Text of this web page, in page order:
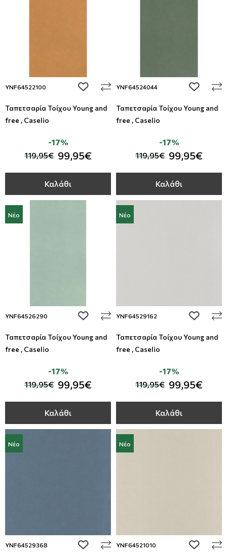
YNF64522100 add to wishlist
Ταπετσαρία Τοίχου Young and
free , Caselio
119,95€ 99,95€
-17%
Καλάθι
YNF64524044 add to
Ταπετσαρία Τοίχου Young and
free , Caselio
119,95€ 99,95€
-17%
Καλάθι
Νέο
YNF64526290 add to wishlist
Ταπετσαρία Τοίχου Young and
free , Caselio
119,95€ 99,95€
-17%
Καλάθι
Νέο
YNF64529162 add to
Ταπετσαρία Τοίχου Young and
free , Caselio
119,95€ 99,95€
-17%
Καλάθι
Νέο
YNF64529368 add to wishlist
Νέο
YNF64521010 add to